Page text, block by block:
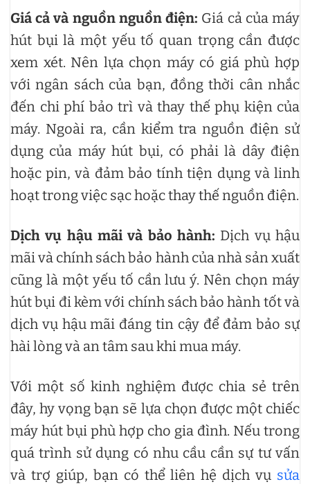
Giá cả và nguồn nguồn điện: Giá cả của máy
hút bụi là một yếu tố quan trọng cần được
xem xét. Nên lựa chọn máy có giá phù hợp
với ngân sách của bạn, đồng thời cân nhắc
đến chi phí bảo trì và thay thế phụ kiện của
máy. Ngoài ra, cần kiểm tra nguồn điện sử
dụng của máy hút bụi, có phải là dây điện
hoặc pin, và đảm bảo tính tiện dụng và linh
hoạt trong việc sạc hoặc thay thế nguồn điện.
Dịch vụ hậu mãi và bảo hành: Dịch vụ hậu
mãi và chính sách bảo hành của nhà sản xuất
cũng là một yếu tố cần lưu ý. Nên chọn máy
hút bụi đi kèm với chính sách bảo hành tốt và
dịch vụ hậu mãi đáng tin cậy để đảm bảo sự
hài lòng và an tâm sau khi mua máy.
Với một số kinh nghiệm được chia sẻ trên
đây, hy vọng bạn sẽ lựa chọn được một chiếc
máy hút bụi phù hợp cho gia đình. Nếu trong
quá trình sử dụng có nhu cầu cần sự tư vấn
và trợ giúp, bạn có thể liên hệ dịch vụ sửa